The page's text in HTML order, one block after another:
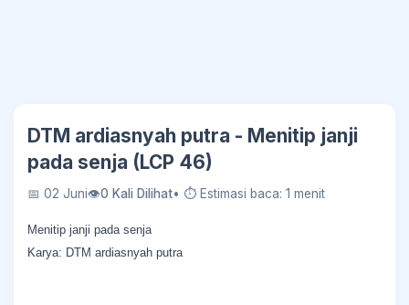
DTM ardiasnyah putra - Menitip janji
pada senja (LCP 46)
📅 02 Juni👁0 Kali Dilihat• ⏱ Estimasi baca: 1 menit
Menitip janji pada senja
Karya: DTM ardiasnyah putra